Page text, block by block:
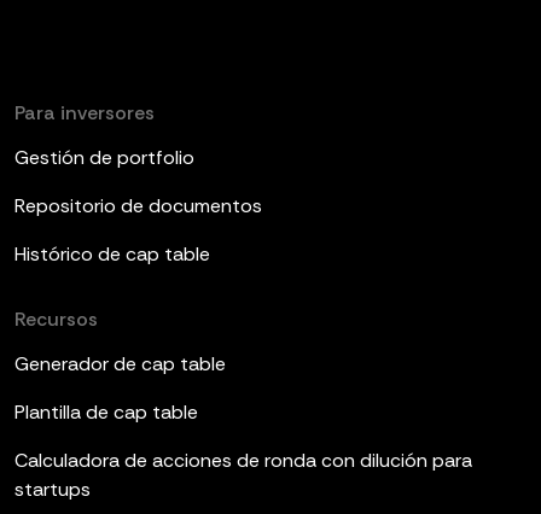
Para inversores
Gestión de portfolio
Repositorio de documentos
Histórico de cap table
Recursos
Generador de cap table
Plantilla de cap table
Calculadora de acciones de ronda con dilución para
startups